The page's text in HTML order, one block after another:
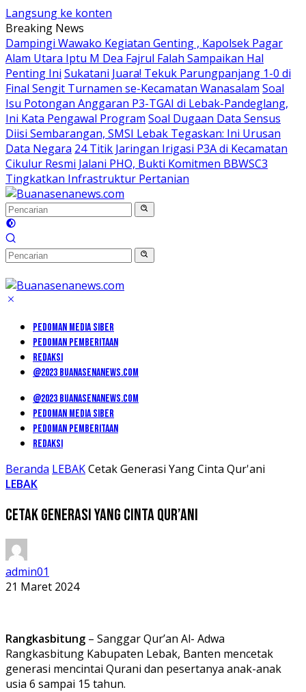
Langsung ke konten
Breaking News
Dampingi Wawako Kegiatan Genting , Kapolsek Pagar
Alam Utara Iptu M Dea Fajrul Falah Sampaikan Hal
Penting Ini Sukatani Juara! Tekuk Parungpanjang 1-0 di
Final Sengit Turnamen se-Kecamatan Wanasalam Soal
Isu Potongan Anggaran P3-TGAI di Lebak-Pandeglang,
Ini Kata Pengawal Program Soal Dugaan Data Sensus
Diisi Sembarangan, SMSI Lebak Tegaskan: Ini Urusan
Data Negara 24 Titik Jaringan Irigasi P3A di Kecamatan
Cikulur Resmi Jalani PHO, Bukti Komitmen BBWSC3
Tingkatkan Infrastruktur Pertanian
PEDOMAN MEDIA SIBER
PEDOMAN PEMBERITAAN
REDAKSI
@2023 BUANASENANEWS.COM
@2023 BUANASENANEWS.COM
PEDOMAN MEDIA SIBER
PEDOMAN PEMBERITAAN
REDAKSI
Beranda LEBAKCetak Generasi Yang Cinta Qur'ani
LEBAK
Cetak Generasi Yang Cinta Qur’ani
admin01
21 Maret 2024
Rangkasbitung – Sanggar Qur’an Al- Adwa
Rangkasbitung Kabupaten Lebak, Banten mencetak
generasi mencintai Qurani dan pesertanya anak-anak
usia 6 sampai 15 tahun.